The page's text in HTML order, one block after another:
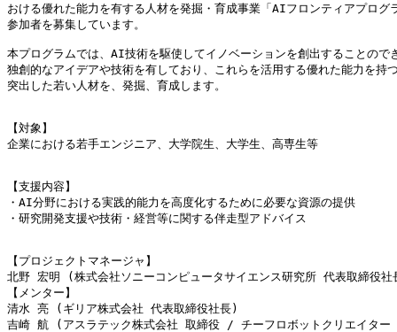
おける優れた能力を有する人材を発掘・育成事業「AIフロンティアプログ
参加者を募集しています。
本プログラムでは、AI技術を駆使してイノベーションを創出することので
独創的なアイデアや技術を有しており、これらを活用する優れた能力を持
突出した若い人材を、発掘、育成します。
【対象】
企業における若手エンジニア、大学院生、大学生、高専生等
【支援内容】
・AI分野における実践的能力を高度化するために必要な資源の提供
・研究開発支援や技術・経営等に関する伴走型アドバイス
【プロジェクトマネージャ】
北野 宏明 (株式会社ソニーコンピュータサイエンス研究所 代表取締役
【メンター】
清水 亮 (ギリア株式会社 代表取締役社長)
吉崎 航 (アスラテック株式会社 取締役 / チーフロボットクリエイタ